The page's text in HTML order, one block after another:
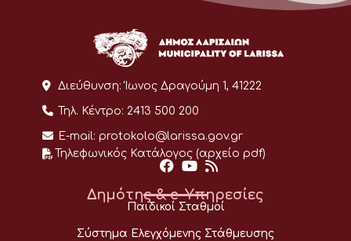
Διεύθυνση: Ίωνος Δραγούμη 1, 41222
Τηλ. Κέντρο: 2413 500 200
E-mail: protokolo@larissa.gov.gr
Τηλεφωνικός Κατάλογος (αρχείο pdf)
Δημότης & e-Υπηρεσίες
Παιδικοί Σταθμοί
Σύστημα Ελεγχόμενης Στάθμευσης